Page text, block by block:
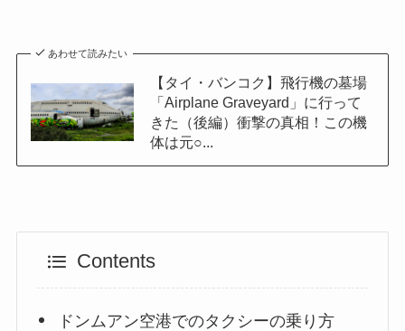
あわせて読みたい
【タイ・バンコク】飛行機の墓場
「Airplane Graveyard」に行って
きた（後編）衝撃の真相！この機
体は元○...
Contents
ドンムアン空港でのタクシーの乗り方